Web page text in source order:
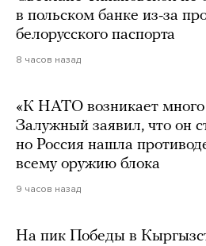
в польском банке из-за
белорусского паспорта
8 часов назад
«К НАТО возникает много
Залужный заявил, что он
но Россия нашла
всему оружию блока
9 часов назад
На пик Победы в